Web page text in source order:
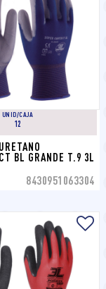
UNID/CAJA
12
BL GRANDE T.9 3L
8430951063304